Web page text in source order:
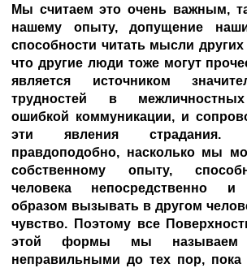
Мы считаем это очень важным,
нашему опыту, допущение
способности читать мысли
что другие люди тоже могут
является источником
трудностей в
ошибкой коммуникации, и
эти явления
правдоподобно, насколько мы
собственному опыту,
человека непосредственно и
образом вызывать в другом
чувство. Поэтому все
этой формы мы называем
неправильными до тех пор, пока